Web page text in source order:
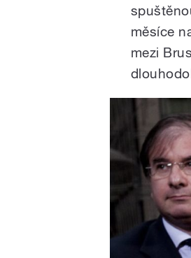
měsíce
mezi